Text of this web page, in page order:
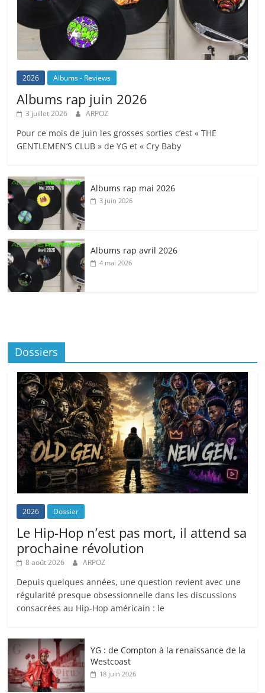
2026 Albums - Reviews
Albums rap juin 2026
3 juillet 2026 ARPOZ
Pour ce mois de juin les grosses sorties c’est « THE
GENTLEMEN’S CLUB » de YG et « Cry Baby
Albums rap mai 2026
3 juin 2026
Albums rap avril 2026
4 mai 2026
Dossiers
2026 Dossier
Le Hip-Hop n’est pas mort, il attend sa
prochaine révolution
8 août 2026 ARPOZ
Depuis quelques années, une question revient avec une
régularité presque obsessionnelle dans les discussions
consacrées au Hip-Hop américain : le
YG : de Compton à la renaissance de la
Westcoast
18 juin 2026